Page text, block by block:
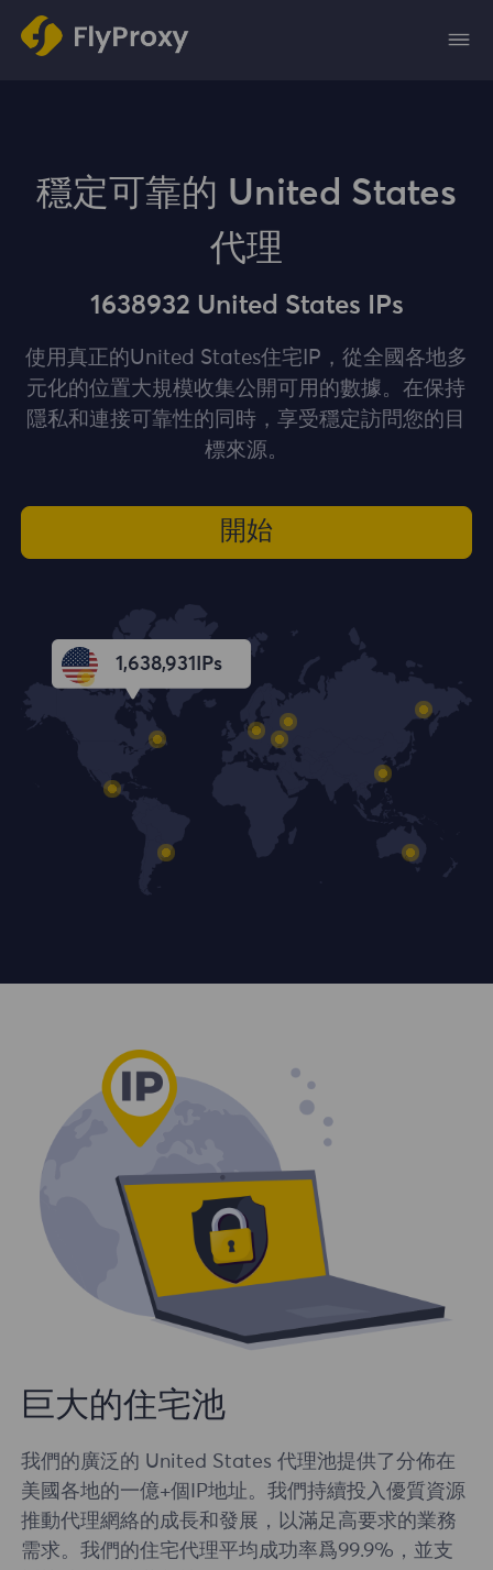
穩定可靠的 United States
代理
1638932 United States IPs
使用真正的United States住宅IP，從全國各地多
元化的位置大規模收集公開可用的數據。在保持
隱私和連接可靠性的同時，享受穩定訪問您的目
標來源。
開始
1,638,932 IPs
巨大的住宅池
我們的廣泛的 United States 代理池提供了分佈在
美國各地的一億+個IP地址。我們持續投入優質資源
推動代理網絡的成長和發展，以滿足高要求的業務
需求。我們的住宅代理平均成功率爲99.9%，並支